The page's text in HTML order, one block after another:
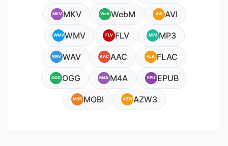
MKV MKV Web WebM AVI AVI
WMVWMV FLV FLV MP3 MP3
WAV WAV AAC AAC FLA FLAC
OGG OGG M4A M4A EPU EPUB
MOB MOBI AZWAZW3